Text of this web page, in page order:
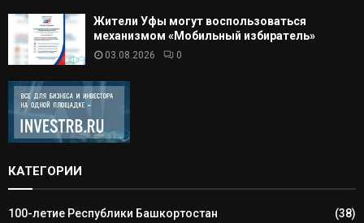
Жители Уфы могут воспользоваться
механизмом «Мобильный избиратель»
03.08.2026 0
КАТЕГОРИИ
100-летие Республики Башкортостан
(38)